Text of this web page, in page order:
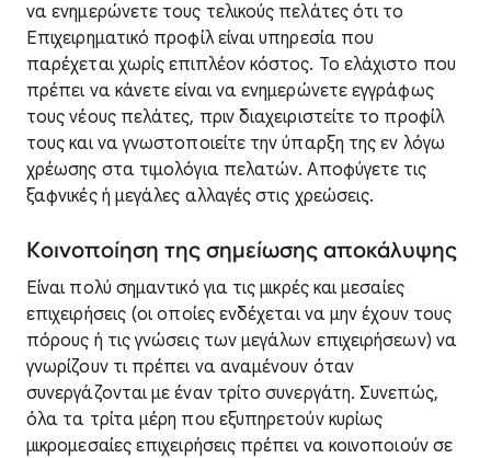
να ενημερώνετε τους τελικούς πελάτες ότι το
Επιχειρηματικό προφίλ είναι υπηρεσία που
παρέχεται χωρίς επιπλέον κόστος. Το ελάχιστο που
πρέπει να κάνετε είναι να ενημερώνετε εγγράφως
τους νέους πελάτες, πριν διαχειριστείτε το προφίλ
τους και να γνωστοποιείτε την ύπαρξη της εν λόγω
χρέωσης στα τιμολόγια πελατών. Αποφύγετε τις
ξαφνικές ή μεγάλες αλλαγές στις χρεώσεις.
Κοινοποίηση της σημείωσης αποκάλυψης
Είναι πολύ σημαντικό για τις μικρές και μεσαίες
επιχειρήσεις (οι οποίες ενδέχεται να μην έχουν τους
πόρους ή τις γνώσεις των μεγάλων επιχειρήσεων) να
γνωρίζουν τι πρέπει να αναμένουν όταν
συνεργάζονται με έναν τρίτο συνεργάτη. Συνεπώς,
όλα τα τρίτα μέρη που εξυπηρετούν κυρίως
μικρομεσαίες επιχειρήσεις πρέπει να κοινοποιούν σε